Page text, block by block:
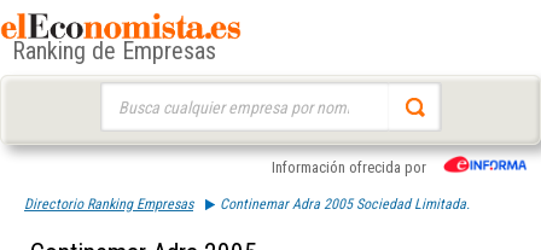
Ranking de Empresas
Información ofrecida por
Directorio Ranking Empresas Continemar Adra 2005 Sociedad Limitada.